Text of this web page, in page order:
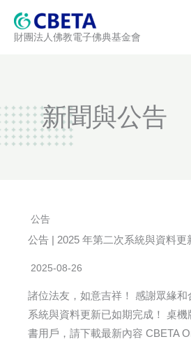
財團法人佛教電子佛典基金會
新聞與公告
公告
公告 | 2025 年第二次系統與資料更
2025-08-26
諸位法友，如意吉祥！ 感謝眾緣和
系統與資料更新已如期完成！ 桌機
書用戶，請下載最新內容 CBETA